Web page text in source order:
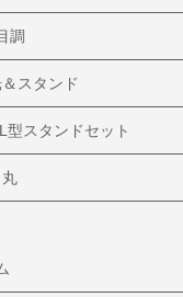
調
スタンド
スタンドセット